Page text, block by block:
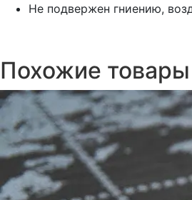
Не подвержен гниению,
Похожие товары